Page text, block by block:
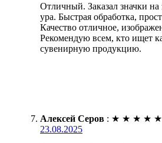
Отличный. Заказал значки на
ура. Быстрая обработка,
Качество отличное,
Рекомендую всем, кто ищет
сувенирную продукцию.
Алексей Серов : ★ ★ ★ ★ ★
23.08.2025